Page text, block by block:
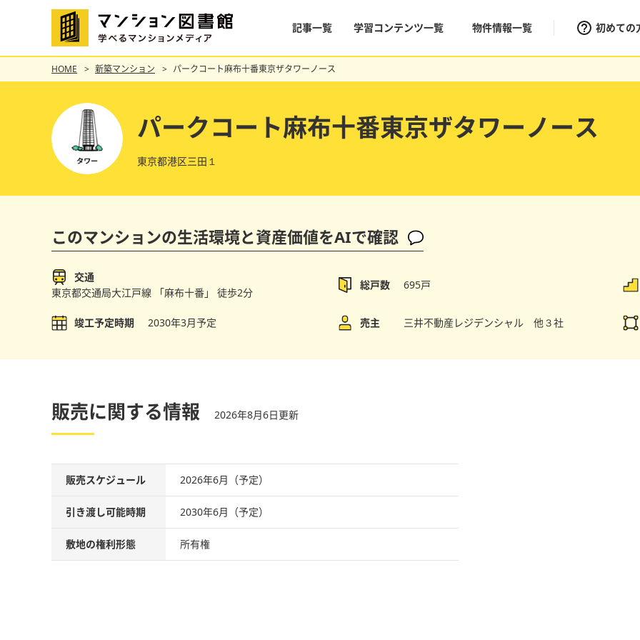
記事一覧 学習コンテンツ一覧 物件情報一覧 初めての
HOME 新築マンション パークコート麻布十番東京ザタワーノース
パークコート麻布十番東京ザタワーノース
東京都港区三田１
このマンションの生活環境と資産価値をAIで確認
交通
東京都交通局大江戸線 「麻布十番」 徒歩2分
総戸数 695戸
竣工予定時期 2030年3月予定 売主 三井不動産レジデンシャル 他３社
販売に関する情報 2026年8月6日更新
販売スケジュール 2026年6月（予定）
引き渡し可能時期 2030年6月（予定）
敷地の権利形態 所有権